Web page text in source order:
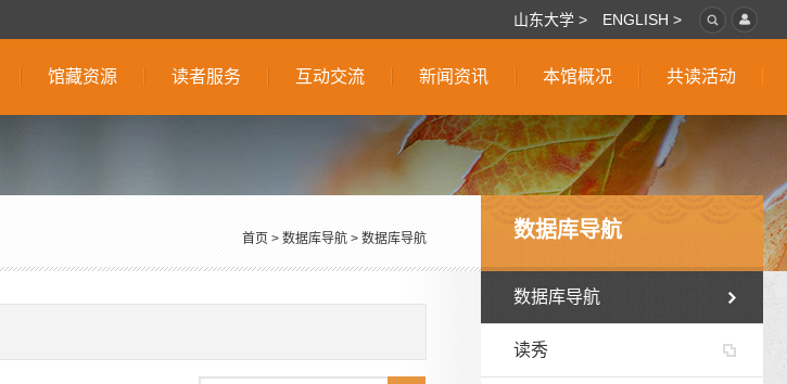
山东大学 > ENGLISH >
馆藏资源 读者服务 互动交流 新闻资讯 本馆概况 共读活动
数据库导航
数据库导航
读秀
首页 > 数据库导航 > 数据库导航